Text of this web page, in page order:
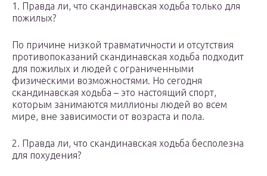
1. Правда ли, что скандинавская ходьба только для
пожилых?
По причине низкой травматичности и отсутствия
противопоказаний скандинавская ходьба подходит
для пожилых и людей с ограниченными
физическими возможностями. Но сегодня
скандинавская ходьба – это настоящий спорт,
которым занимаются миллионы людей во всем
мире, вне зависимости от возраста и пола.
2. Правда ли, что скандинавская ходьба бесполезна
для похудения?